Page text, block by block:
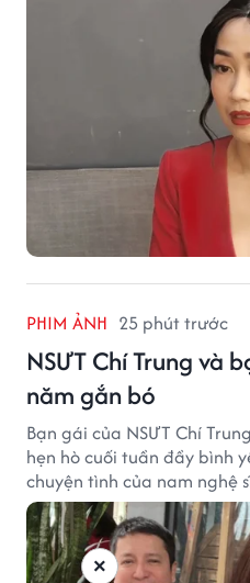
PHIM ẢNH 25 phút trước
NSƯT Chí Trung và
năm gắn bó
Bạn gái của NSƯT Chí
hẹn hò cuối tuần đầy bình
chuyện tình của nam nghệ
nhận được sự quan tâm từ
×